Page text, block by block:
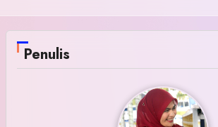
Penulis